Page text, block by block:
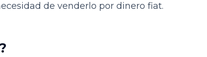
de venderlo por dinero fiat.